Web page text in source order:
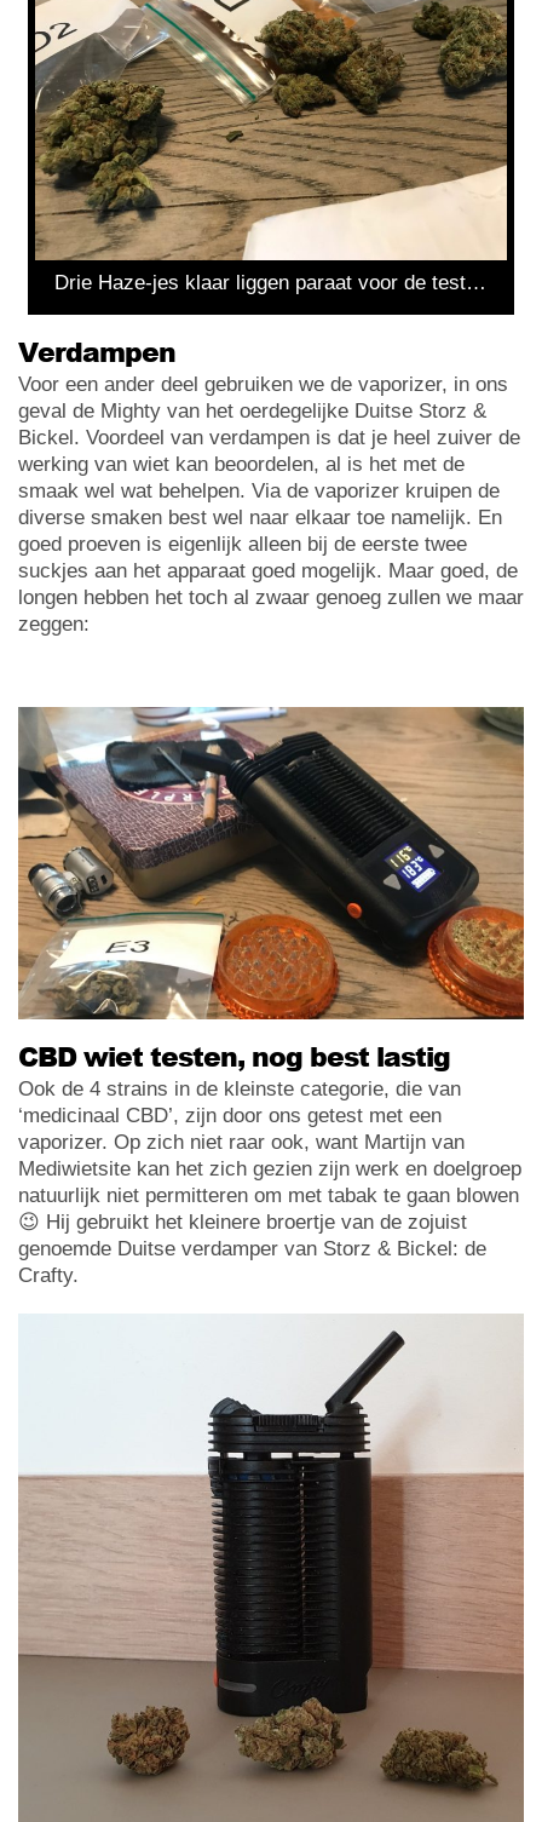
Drie Haze-jes klaar liggen paraat voor de test…
Verdampen
Voor een ander deel gebruiken we de vaporizer, in ons
geval de Mighty van het oerdegelijke Duitse Storz &
Bickel. Voordeel van verdampen is dat je heel zuiver de
werking van wiet kan beoordelen, al is het met de
smaak wel wat behelpen. Via de vaporizer kruipen de
diverse smaken best wel naar elkaar toe namelijk. En
goed proeven is eigenlijk alleen bij de eerste twee
suckjes aan het apparaat goed mogelijk. Maar goed, de
longen hebben het toch al zwaar genoeg zullen we maar
zeggen:
CBD wiet testen, nog best lastig
Ook de 4 strains in de kleinste categorie, die van
‘medicinaal CBD’, zijn door ons getest met een
vaporizer. Op zich niet raar ook, want Martijn van
Mediwietsite kan het zich gezien zijn werk en doelgroep
natuurlijk niet permitteren om met tabak te gaan blowen
😉 Hij gebruikt het kleinere broertje van de zojuist
genoemde Duitse verdamper van Storz & Bickel: de
Crafty.